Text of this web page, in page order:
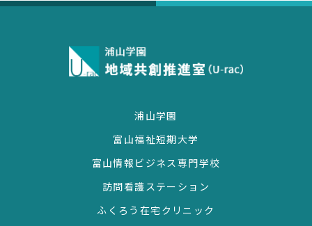
浦山学園
富山福祉短期大学
富山情報ビジネス専門学校
訪問看護ステーション
ふくろう在宅クリニック